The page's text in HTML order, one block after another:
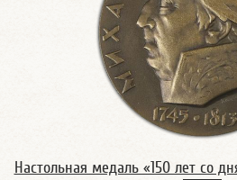
Настольная медаль «150 лет со